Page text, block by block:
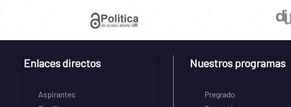
Enlaces directos
Aspirantes
Nuestros programas
Pregrado